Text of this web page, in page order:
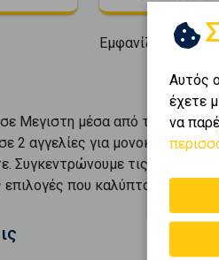
Εμφανίζονται 1-2
σε Μεγιστη μέσα από το
2 αγγελίες για μονοκατοικίες
Συγκεντρώνουμε τις καλύτερες
που καλύπτουν κάθε
Αυτός
έχετε
να